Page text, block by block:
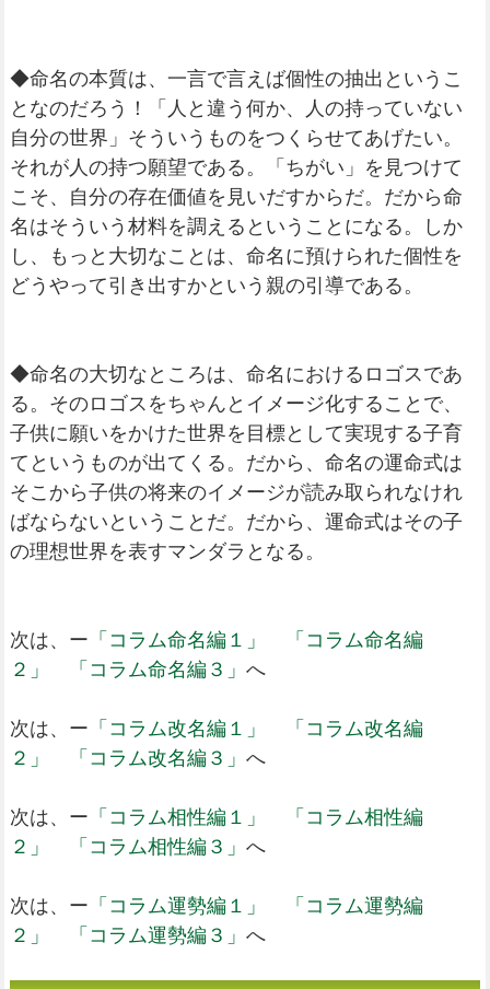
◆命名の本質は、一言で言えば個性の抽出というこ
となのだろう！「人と違う何か、人の持っていない
自分の世界」そういうものをつくらせてあげたい。
それが人の持つ願望である。「ちがい」を見つけて
こそ、自分の存在価値を見いだすからだ。だから命
名はそういう材料を調えるということになる。しか
し、もっと大切なことは、命名に預けられた個性を
どうやって引き出すかという親の引導である。
◆命名の大切なところは、命名におけるロゴスであ
る。そのロゴスをちゃんとイメージ化することで、
子供に願いをかけた世界を目標として実現する子育
てというものが出てくる。だから、命名の運命式は
そこから子供の将来のイメージが読み取られなけれ
ばならないということだ。だから、運命式はその子
の理想世界を表すマンダラとなる。
次は、ー 「コラム命名編１」
「コラム命名編
２」
「コラム命名編３」 へ
次は、ー 「コラム改名編１」
「コラム改名編
２」
「コラム改名編３」 へ
次は、ー 「コラム相性編１」
「コラム相性編
２」
「コラム相性編３」 へ
次は、ー 「コラム運勢編１」
「コラム運勢編
２」
「コラム運勢編３」 へ